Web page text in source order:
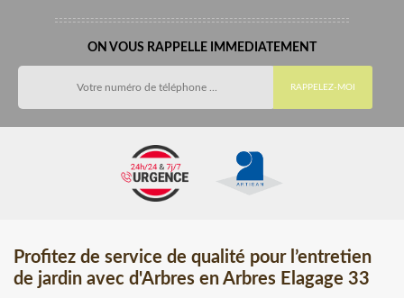
ON VOUS RAPPELLE IMMEDIATEMENT
Profitez de service de qualité pour l’entretien
de jardin avec d'Arbres en Arbres Elagage 33